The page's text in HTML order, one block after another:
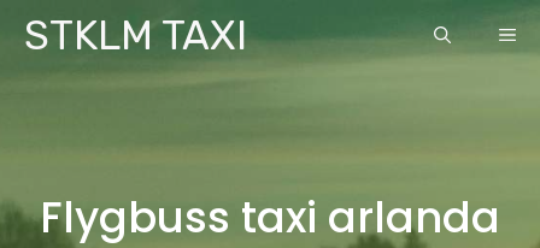
SkipSTKLM TAXI
Flygbuss taxi arlanda